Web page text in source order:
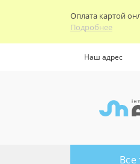
Оплата картой
Подробнее
Наш адрес
Все